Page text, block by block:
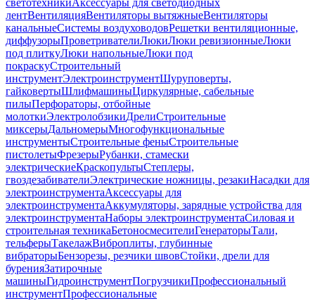
светотехникиАксессуары для светодиодных
лентВентиляцияВентиляторы вытяжныеВентиляторы
канальныеСистемы воздуховодовРешетки вентиляционные,
диффузорыПроветривателиЛюкиЛюки ревизионныеЛюки
под плиткуЛюки напольныеЛюки под
покраскуСтроительный
инструментЭлектроинструментШуруповерты,
гайковертыШлифмашиныЦиркулярные, сабельные
пилыПерфораторы, отбойные
молоткиЭлектролобзикиДрелиСтроительные
миксерыДальномерыМногофункциональные
инструментыСтроительные феныСтроительные
пистолетыФрезерыРубанки, стамески
электрическиеКраскопультыСтеплеры,
гвоздезабивателиЭлектрические ножницы, резакиНасадки для
электроинструментаАксессуары для
электроинструментаАккумуляторы, зарядные устройства для
электроинструментаНаборы электроинструментаСиловая и
строительная техникаБетоносмесителиГенераторыТали,
тельферыТакелажВиброплиты, глубинные
вибраторыБензорезы, резчики швовСтойки, дрели для
буренияЗатирочные
машиныГидроинструментПогрузчикиПрофессиональный
инструментПрофессиональные